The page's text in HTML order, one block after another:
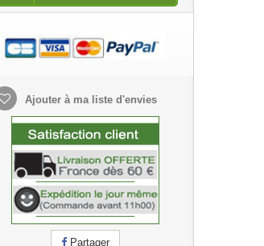
Ajouter à ma liste d'envies
Partager